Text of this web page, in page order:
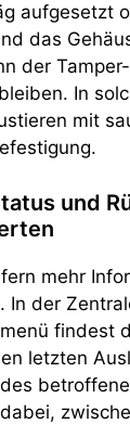
aufgesetzt
das
der
In
mit
und
mehr
In der
findest
letzten